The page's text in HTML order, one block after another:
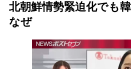
北朝鮮情勢緊迫化でも
なぜ